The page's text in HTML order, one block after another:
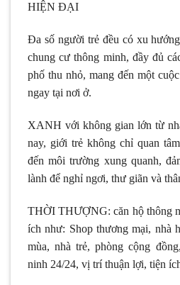
HIỆN ĐẠI
Đa số người trẻ đều có xu
chung cư thông minh, đầy đủ
phố thu nhỏ, mang đến một
ngay tại nơi ở.
XANH với không gian lớn từ
nay, giới trẻ không chỉ quan
đến môi trường xung quanh,
lành để nghỉ ngơi, thư giãn và
THỜI THƯỢNG: căn hộ thông
ích như: Shop thương mại, nhà
mùa, nhà trẻ, phòng cộng
ninh 24/24, vị trí thuận lợi, tiện